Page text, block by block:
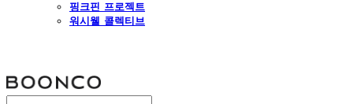
핑크핀 프로젝트
워시웰 콜렉티브